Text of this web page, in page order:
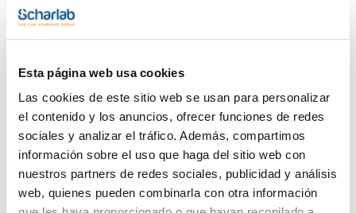
Esta página web usa cookies
Las cookies de este sitio web se usan para personalizar
el contenido y los anuncios, ofrecer funciones de redes
sociales y analizar el tráfico. Además, compartimos
información sobre el uso que haga del sitio web con
nuestros partners de redes sociales, publicidad y análisis
web, quienes pueden combinarla con otra información
Descripción : Tubo de vidrio con vaso de llenado central
muestra de 6,0 mL
Coloromat es un colorímetro de haz único para la
determinación del color de muestras líquidas con LED. Es
posible utilizar tanto tubos polarimétricos que permiten un
llenado sencillo como cubetas de hasta 100 mm de longitud.
Las unidades de medida son unidades ICUMSA o de
extinción.
La pantalla táctil se utiliza para funciones de teclas
programables e introducción de datos alfanuméricos que
permiten un manejo sencillo, por ejemplo, del nombre del lote,
del usuario, etc. Las longitudes de onda se seleccionan a
través de la pantalla táctil. Se preinstalan tres longitudes de
Documentación técnica
TDS / Ficha técnica
Regístrate para
COA
Regístrate para